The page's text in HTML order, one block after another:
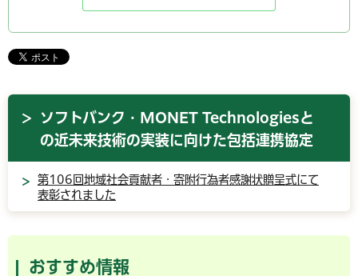
ソフトバンク・MONET Technologiesと
の近未来技術の実装に向けた包括連携協定
第106回地域社会貢献者・寄附行為者感謝状贈呈式にて
表彰されました
おすすめ情報